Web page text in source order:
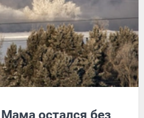
остался без